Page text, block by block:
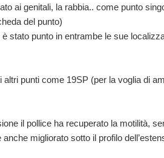
ai genitali, la rabbia.. come punto
del punto)
stato punto in entrambe le sue
altri punti come 19SP (per la voglia di
il pollice ha recuperato la motilità,
migliorato sotto il profilo